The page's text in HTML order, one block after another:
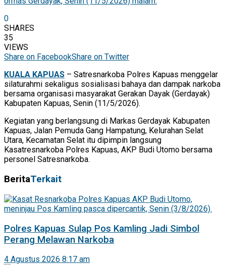
0
SHARES
35
VIEWS
Share on FacebookShare on Twitter
KUALA KAPUAS – Satresnarkoba Polres Kapuas menggelar
silaturahmi sekaligus sosialisasi bahaya dan dampak narkoba
bersama organisasi masyarakat Gerakan Dayak (Gerdayak)
Kabupaten Kapuas, Senin (11/5/2026).
Kegiatan yang berlangsung di Markas Gerdayak Kabupaten
Kapuas, Jalan Pemuda Gang Hampatung, Kelurahan Selat
Utara, Kecamatan Selat itu dipimpin langsung
Kasatresnarkoba Polres Kapuas, AKP Budi Utomo bersama
personel Satresnarkoba.
BeritaTerkait
Polres Kapuas Sulap Pos Kamling Jadi Simbol
Perang Melawan Narkoba
4 Agustus 2026 8:17 am